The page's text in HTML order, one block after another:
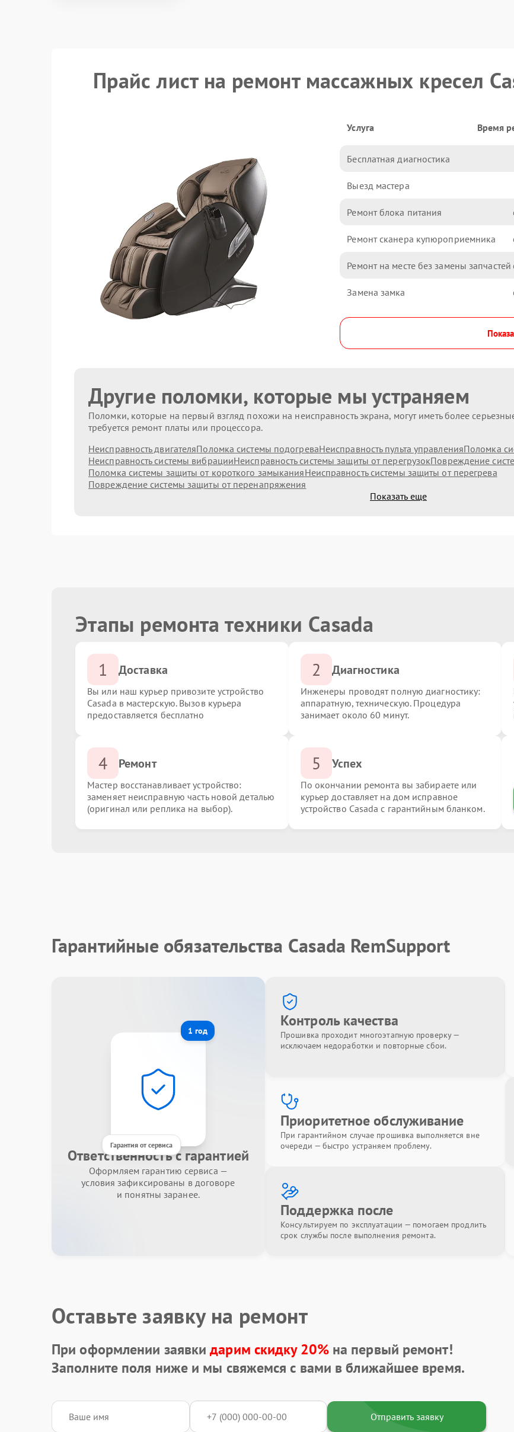
Прайс лист на ремонт массажных кресел
Услуга Время
Бесплатная диагностика
Выезд мастера
Ремонт блока питания
Ремонт сканера купюроприемника
Ремонт на месте без замены запчастей
Замена замка
Другие поломки, которые мы устраняем
Поломки, которые на первый взгляд похожи на неисправность экрана, могут иметь более
требуется ремонт платы или процессора.
Неисправность двигателяПоломка системы подогреваНеисправность пульта управленияПоломка
Неисправность системы вибрацииНеисправность системы защиты от перегрузокПовреждение
Поломка системы защиты от короткого замыканияНеисправность системы защиты от перегрева
Повреждение системы защиты от перенапряжения
Показать еще
Этапы ремонта техники Casada
1 Доставка
Вы или наш курьер привозите устройство
Casada в мастерскую. Вызов курьера
предоставляется бесплатно
2 Диагностика
Инженеры проводят полную диагностику:
аппаратную, техническую. Процедура
занимает около 60 минут.
4 Ремонт
Мастер восстанавливает устройство:
заменяет неисправную часть новой деталью
(оригинал или реплика на выбор).
5 Успех
По окончании ремонта вы забираете или
курьер доставляет на дом исправное
устройство Casada с гарантийным бланком.
Гарантийные обязательства Casada RemSupport
1 год
Гарантия от сервиса
Ответственность с гарантией
Оформляем гарантию сервиса —
условия зафиксированы в договоре
и понятны заранее.
Контроль качества
Прошивка проходит многоэтапную проверку —
исключаем недоработки и повторные сбои.
Приоритетное обслуживание
При гарантийном случае прошивка выполняется вне
очереди — быстро устраняем проблему.
Поддержка после
Консультируем по эксплуатации — помогаем продлить
срок службы после выполнения ремонта.
Оставьте заявку на ремонт
При оформлении заявкидарим скидку 20%на первый ремонт!
Заполните поля ниже и мы свяжемся с вами в ближайшее время.
Отправить заявку